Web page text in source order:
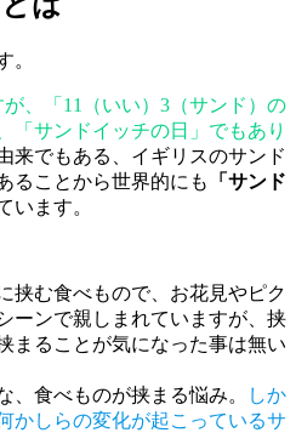
。
、「11（いい）3（サンド）の
「サンドイッチの日」でもあり
来でもある、イギリスのサンド
ることから世界的にも
「サンド
います。
挟む食べもので、お花見やピク
ーンで親しまれていますが、挟
まることが気になった事は無い
、食べものが挟まる悩み。
しか
かしらの変化が起こっているサ